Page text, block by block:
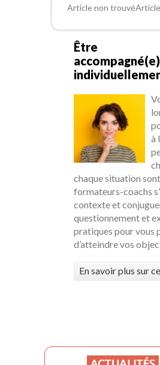
Article non
Être
à
chaque situation
formateurs-coachs
contexte et
questionnement et
pratiques pour vous
d’atteindre vos
En savoir plus sur